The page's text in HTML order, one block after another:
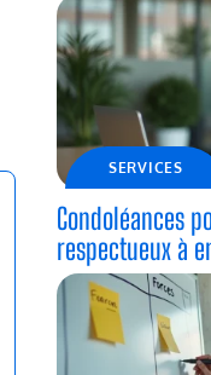
SERVICES
Condoléances
respectueux à